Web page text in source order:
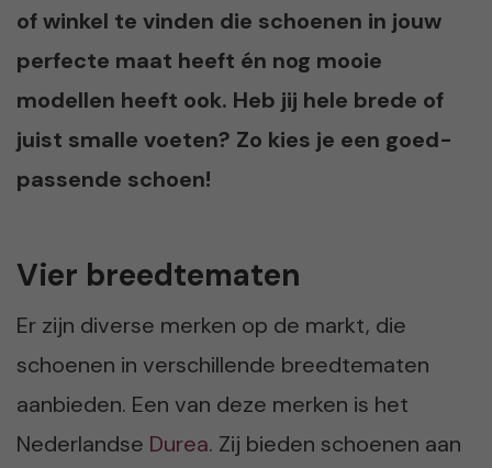
of winkel te vinden die schoenen in jouw
perfecte maat heeft én nog mooie
modellen heeft ook. Heb jij hele brede of
juist smalle voeten? Zo kies je een goed-
passende schoen!
Vier breedtematen
Er zijn diverse merken op de markt, die
schoenen in verschillende breedtematen
aanbieden. Een van deze merken is het
Nederlandse Durea. Zij bieden schoenen aan